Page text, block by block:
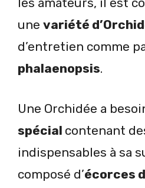
une variété
d’entretien comme
phalaenopsis.
Une Orchidée a
spécial contenant
indispensables à sa
composé d’écorces